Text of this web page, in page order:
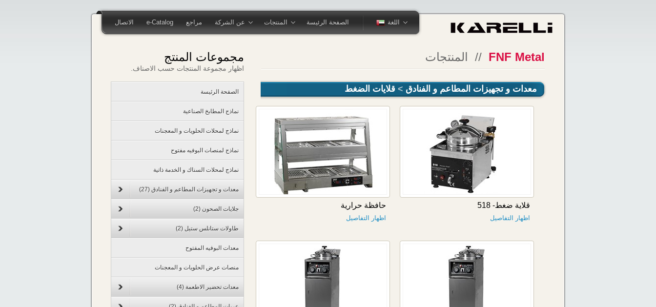
الصفحة الرئيسة المنتجات عن الشركة مراجع e-Catalog الاتصال اللغة
FNF Metal // المنتجات
معدات و تجهيزات المطاعم و الفنادق > قلايات الضغط
حافظة حرارية
اظهار التفاصيل
قلاية ضغط- 518
اظهار التفاصيل
مجموعات المنتج
اظهار مجموعة المنتجات حسب الاصناف.
الصفحة الرئيسة
نماذج المطابخ الصناعية
نماذج لمحلات الحلويات و المعجنات
نماذج لمنصات البوفيه مفتوح
نماذج لمحلات السناك و الخدمة ذاتية
معدات و تجهيزات المطاعم و الفنادق (27)
جلايات الصحون (2)
طاولات ستانلس ستيل (2)
معدات البوفيه المفتوح
منصات عرض الحلويات و المعجنات
معدات تحضير الاطعمة (4)